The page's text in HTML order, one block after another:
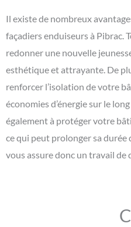
Il existe de nombreux
façadiers enduiseurs à Pibrac.
redonner une nouvelle
esthétique et attrayante. De
renforcer l’isolation de votre
économies d’énergie sur le
également à protéger votre
ce qui peut prolonger sa durée
vous assure donc un travail